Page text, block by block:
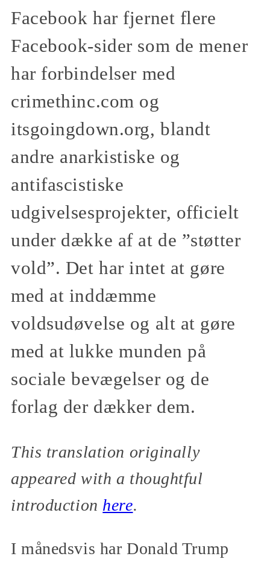
Facebook har fjernet flere
Facebook-sider som de mener
har forbindelser med
crimethinc.com og
itsgoingdown.org, blandt
andre anarkistiske og
antifascistiske
udgivelsesprojekter, officielt
under dække af at de ”støtter
vold”. Det har intet at gøre
med at inddæmme
voldsudøvelse og alt at gøre
med at lukke munden på
sociale bevægelser og de
forlag der dækker dem.
This translation originally
appeared with a thoughtful
introduction here.
I månedsvis har Donald Trump